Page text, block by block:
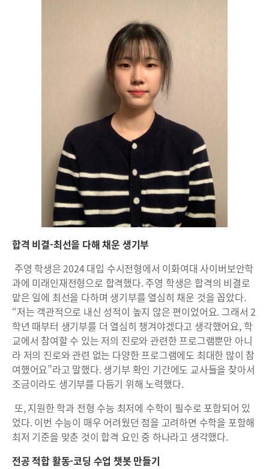
합격 비결-최선을 다해 채운 생기부
주영 학생은 2024 대입 수시전형에서 이화여대 사이버보안학
과에 미래인재전형으로 합격했다. 주영 학생은 합격의 비결로
맡은 일에 최선을 다하며 생기부를 열심히 채운 것을 꼽았다.
“저는 객관적으로 내신 성적이 높지 않은 편이었어요. 그래서 2
학년 때부터 생기부를 더 열심히 챙겨야겠다고 생각했어요, 학
교에서 참여할 수 있는 저의 진로와 관련한 프로그램뿐만 아니
라 저의 진로와 관련 없는 다양한 프로그램에도 최대한 많이 참
여했어요”라고 말했다. 생기부 확인 기간에도 교사들을 찾아서
조금이라도 생기부를 다듬기 위해 노력했다.
또, 지원한 학과 전형 수능 최저에 수학이 필수로 포함되어 있
었다. 이번 수능이 매우 어려웠던 점을 고려하면 수학을 포함해
최저 기준을 맞춘 것이 합격 요인 중 하나라고 생각했다.
전공 적합 활동-코딩 수업 챗봇 만들기